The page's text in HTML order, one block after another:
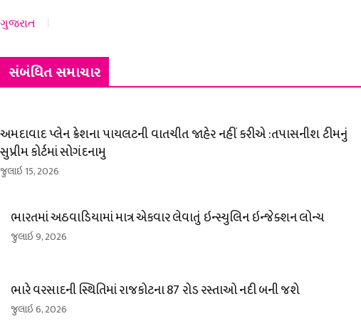
ગુજરાત
સંબંધિત સમાચાર
અમદાવાદ પ્લેન ક્રેશના પાયલટની વાતચીત જાહેર નહીં કરીએ :તપાસનીશ ટીમનું
સુપ્રીમ કોર્ટમાં સોગંદનામુ
જુલાઇ 15, 2026
ભારતમાં અઠવાડિયામાં માત્ર એકવાર લેવાતું ઇન્સ્યુલિન ઇન્જેક્શન લોન્ચ
જુલાઇ 9, 2026
ભારે વરસાદની સ્થિતિમાં રાજકોટના 87 રોડ રસ્તાઓ નદી બની જશે
જુલાઇ 6, 2026